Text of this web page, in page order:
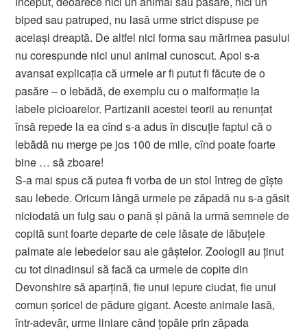
biped sau patruped, nu lasă urme strict dispuse pe
aceiaşi dreaptă. De altfel nici forma sau mărimea pasului
nu corespunde nici unui animal cunoscut. Apoi s-a
avansat explicaţia că urmele ar fi putut fi făcute de o
pasăre – o lebădă, de exemplu cu o malformaţie la
labele picioarelor. Partizanii acestei teorii au renunţat
însă repede la ea cînd s-a adus în discuţie faptul că o
lebădă nu merge pe jos 100 de mile, cînd poate foarte
bine … să zboare!
S-a mai spus că putea fi vorba de un stol întreg de gîşte
sau lebede. Oricum lângă urmele pe zăpadă nu s-a găsit
niciodată un fulg sau o pană şi până la urmă semnele de
copită sunt foarte departe de cele lăsate de lăbuţele
palmate ale lebedelor sau ale gâştelor. Zoologii au ţinut
cu tot dinadinsul să facă ca urmele de copite din
Devonshire să aparţină, fie unui iepure ciudat, fie unui
comun şoricel de pădure gigant. Aceste animale lasă,
într-adevăr, urme liniare când ţopăie prin zăpada